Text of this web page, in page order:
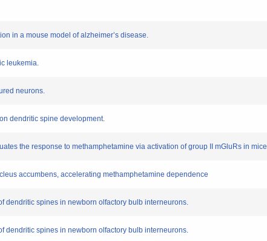
in a mouse model of alzheimer’s disease.
leukemia.
neurons.
dendritic spine development.
the response to methamphetamine via activation of group II mGluRs in mice
accumbens, accelerating methamphetamine dependence
dendritic spines in newborn olfactory bulb interneurons.
dendritic spines in newborn olfactory bulb interneurons.